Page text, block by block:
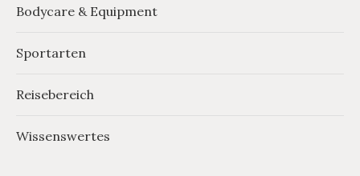
Bodycare & Equipment
Sportarten
Reisebereich
Wissenswertes